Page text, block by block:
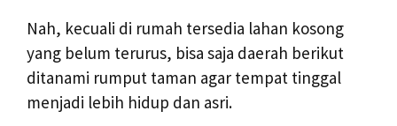
Nah, kecuali di rumah tersedia lahan kosong
yang belum terurus, bisa saja daerah berikut
ditanami rumput taman agar tempat tinggal
menjadi lebih hidup dan asri.